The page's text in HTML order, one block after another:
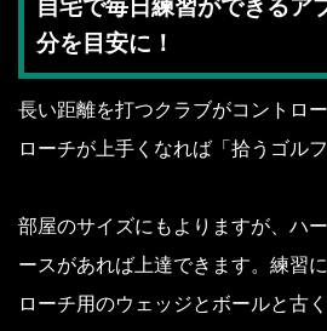
自宅で毎日練習ができるア
分を目安に！
長い距離を打つクラブがコントロ
ローチが上手くなれば「拾うゴル
部屋のサイズにもよりますが、ハ
ースがあれば上達できます。練習
ローチ用のウェッジとボールと古